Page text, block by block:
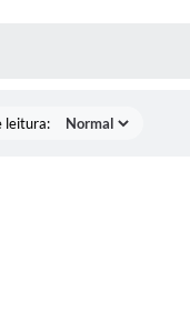
leitura: